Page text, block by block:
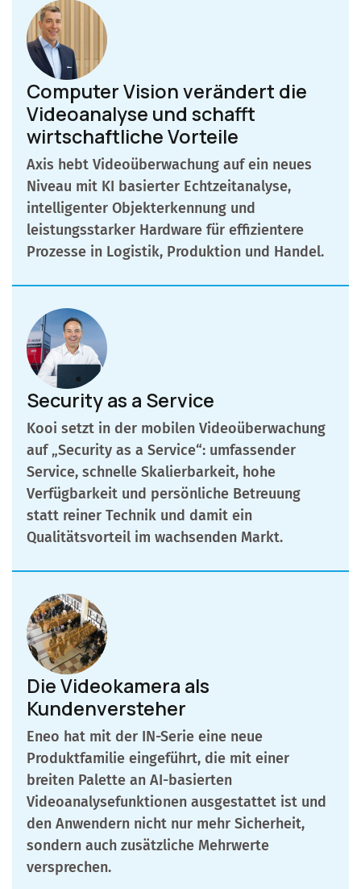
Computer Vision verändert die
Videoanalyse und schafft
wirtschaftliche Vorteile
Axis hebt Videoüberwachung auf ein neues
Niveau mit KI basierter Echtzeitanalyse,
intelligenter Objekterkennung und
leistungsstarker Hardware für effizientere
Prozesse in Logistik, Produktion und Handel.
Security as a Service
Kooi setzt in der mobilen Videoüberwachung
auf „Security as a Service“: umfassender
Service, schnelle Skalierbarkeit, hohe
Verfügbarkeit und persönliche Betreuung
statt reiner Technik und damit ein
Qualitätsvorteil im wachsenden Markt.
Die Videokamera als
Kundenversteher
Eneo hat mit der IN-Serie eine neue
Produktfamilie eingeführt, die mit einer
breiten Palette an AI-basierten
Videoanalysefunktionen ausgestattet ist und
den Anwendern nicht nur mehr Sicherheit,
sondern auch zusätzliche Mehrwerte
versprechen.